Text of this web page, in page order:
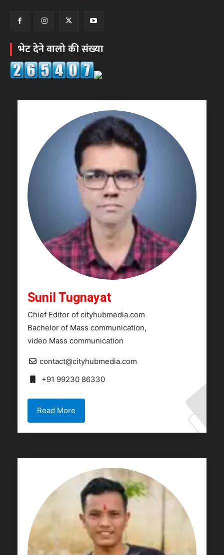
भेट देने वालो की संख्या
Sunil Tugnayat
Chief Editor of cityhubmedia.com
Bachelor of Mass communication,
video Mass communication
contact@cityhubmedia.com
+91 99230 86330
Read More